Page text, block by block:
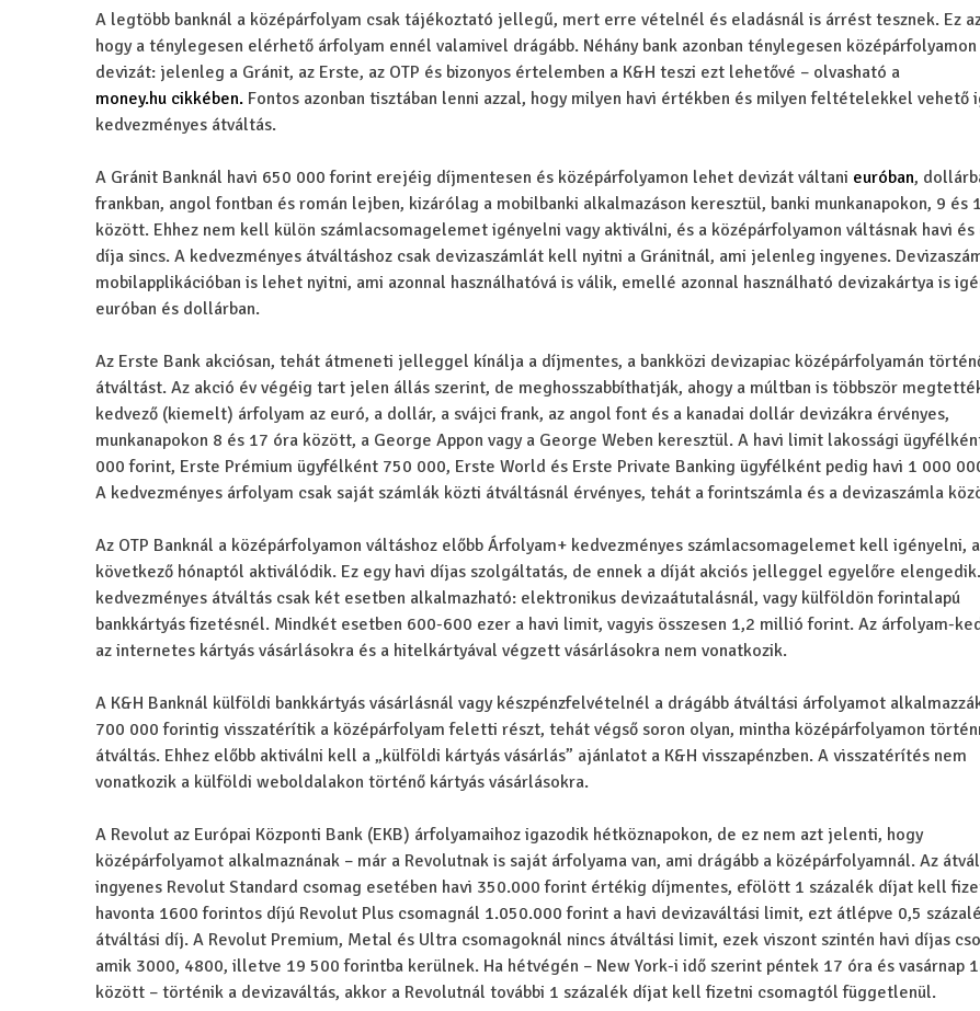
A legtöbb banknál a középárfolyam csak tájékoztató jellegű, mert erre vételnél és eladásnál is árrést tesznek. Ez
hogy a ténylegesen elérhető árfolyam ennél valamivel drágább. Néhány bank azonban ténylegesen
devizát: jelenleg a Gránit, az Erste, az OTP és bizonyos értelemben a K&H teszi ezt lehetővé – olvasható a
money.hu cikkében. Fontos azonban tisztában lenni azzal, hogy milyen havi értékben és milyen feltételekkel vehető
kedvezményes átváltás.
A Gránit Banknál havi 650 000 forint erejéig díjmentesen és középárfolyamon lehet devizát váltani euróban,
frankban, angol fontban és román lejben, kizárólag a mobilbanki alkalmazáson keresztül, banki munkanapokon, 9 és
között. Ehhez nem kell külön számlacsomagelemet igényelni vagy aktiválni, és a középárfolyamon váltásnak havi és
díja sincs. A kedvezményes átváltáshoz csak devizaszámlát kell nyitni a Gránitnál, ami jelenleg ingyenes.
mobilapplikációban is lehet nyitni, ami azonnal használhatóvá is válik, emellé azonnal használható devizakártya is
euróban és dollárban.
Az Erste Bank akciósan, tehát átmeneti jelleggel kínálja a díjmentes, a bankközi devizapiac középárfolyamán
átváltást. Az akció év végéig tart jelen állás szerint, de meghosszabbíthatják, ahogy a múltban is többször
kedvező (kiemelt) árfolyam az euró, a dollár, a svájci frank, az angol font és a kanadai dollár devizákra érvényes,
munkanapokon 8 és 17 óra között, a George Appon vagy a George Weben keresztül. A havi limit lakossági
000 forint, Erste Prémium ügyfélként 750 000, Erste World és Erste Private Banking ügyfélként pedig havi 1 000
A kedvezményes árfolyam csak saját számlák közti átváltásnál érvényes, tehát a forintszámla és a devizaszámla
Az OTP Banknál a középárfolyamon váltáshoz előbb Árfolyam+ kedvezményes számlacsomagelemet kell igényelni,
következő hónaptól aktiválódik. Ez egy havi díjas szolgáltatás, de ennek a díját akciós jelleggel egyelőre
kedvezményes átváltás csak két esetben alkalmazható: elektronikus devizaátutalásnál, vagy külföldön forintalapú
bankkártyás fizetésnél. Mindkét esetben 600-600 ezer a havi limit, vagyis összesen 1,2 millió forint. Az árfolyam-
az internetes kártyás vásárlásokra és a hitelkártyával végzett vásárlásokra nem vonatkozik.
A K&H Banknál külföldi bankkártyás vásárlásnál vagy készpénzfelvételnél a drágább átváltási árfolyamot
700 000 forintig visszatérítik a középárfolyam feletti részt, tehát végső soron olyan, mintha középárfolyamon
átváltás. Ehhez előbb aktiválni kell a „külföldi kártyás vásárlás” ajánlatot a K&H visszapénzben. A visszatérítés nem
vonatkozik a külföldi weboldalakon történő kártyás vásárlásokra.
A Revolut az Európai Központi Bank (EKB) árfolyamaihoz igazodik hétköznapokon, de ez nem azt jelenti, hogy
középárfolyamot alkalmaznának – már a Revolutnak is saját árfolyama van, ami drágább a középárfolyamnál. Az
ingyenes Revolut Standard csomag esetében havi 350.000 forint értékig díjmentes, efölött 1 százalék díjat kell
havonta 1600 forintos díjú Revolut Plus csomagnál 1.050.000 forint a havi devizaváltási limit, ezt átlépve 0,5
átváltási díj. A Revolut Premium, Metal és Ultra csomagoknál nincs átváltási limit, ezek viszont szintén havi díjas
amik 3000, 4800, illetve 19 500 forintba kerülnek. Ha hétvégén – New York-i idő szerint péntek 17 óra és vasárnap
között – történik a devizaváltás, akkor a Revolutnál további 1 százalék díjat kell fizetni csomagtól függetlenül.